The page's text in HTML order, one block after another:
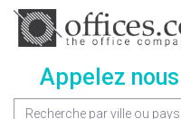
Appelez nous